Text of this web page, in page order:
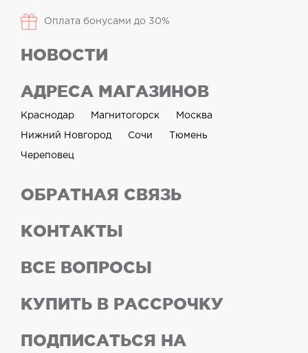
Оплата бонусами до 30%
НОВОСТИ
АДРЕСА МАГАЗИНОВ
Краснодар Магнитогорск Москва
Нижний Новгород Сочи Тюмень
Череповец
ОБРАТНАЯ СВЯЗЬ
КОНТАКТЫ
ВСЕ ВОПРОСЫ
КУПИТЬ В РАССРОЧКУ
ПОДПИСАТЬСЯ НА